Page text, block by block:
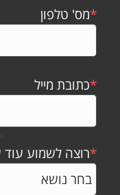
*מס' טלפון
*כתובת מייל
*רוצה לשמוע עוד